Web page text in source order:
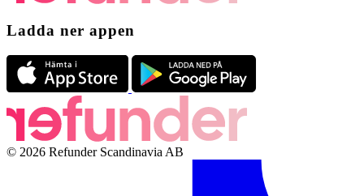
Ladda ner appen
© 2026 Refunder Scandinavia AB